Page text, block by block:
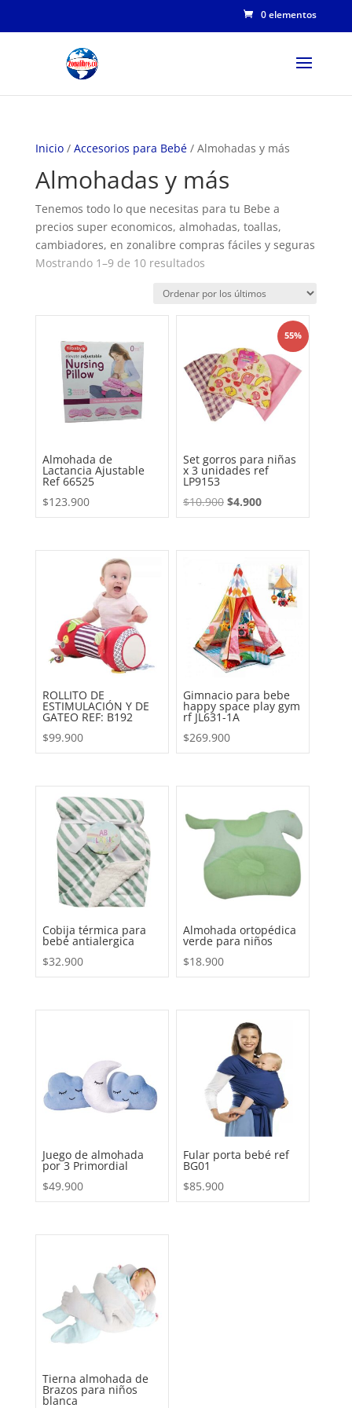
0 elementos
Inicio/ Accesorios para Bebé/ Almohadas y más
Almohadas y más
Tenemos todo lo que necesitas para tu Bebe a
precios super economicos, almohadas, toallas,
cambiadores, en zonalibre compras fáciles y seguras
Mostrando 1–9 de 10 resultadosOrdenado
los
últimos
Almohada de
Lactancia Ajustable
Ref 66525
$123.900
55%
Set gorros para niñas
x 3 unidades ref
LP9153
$10.900 El
precio
era:
$10.900.
$4.900El
precio
es:
$4.900.
ROLLITO DE
ESTIMULACIÓN Y DE
GATEO REF: B192
$99.900
Gimnacio para bebe
happy space play gym
rf JL631-1A
$269.900
Cobija térmica para
bebé antialergica
$32.900
Almohada ortopédica
verde para niños
$18.900
Juego de almohada
por 3 Primordial
$49.900
Fular porta bebé ref
BG01
$85.900
Tierna almohada de
Brazos para niños
blanca